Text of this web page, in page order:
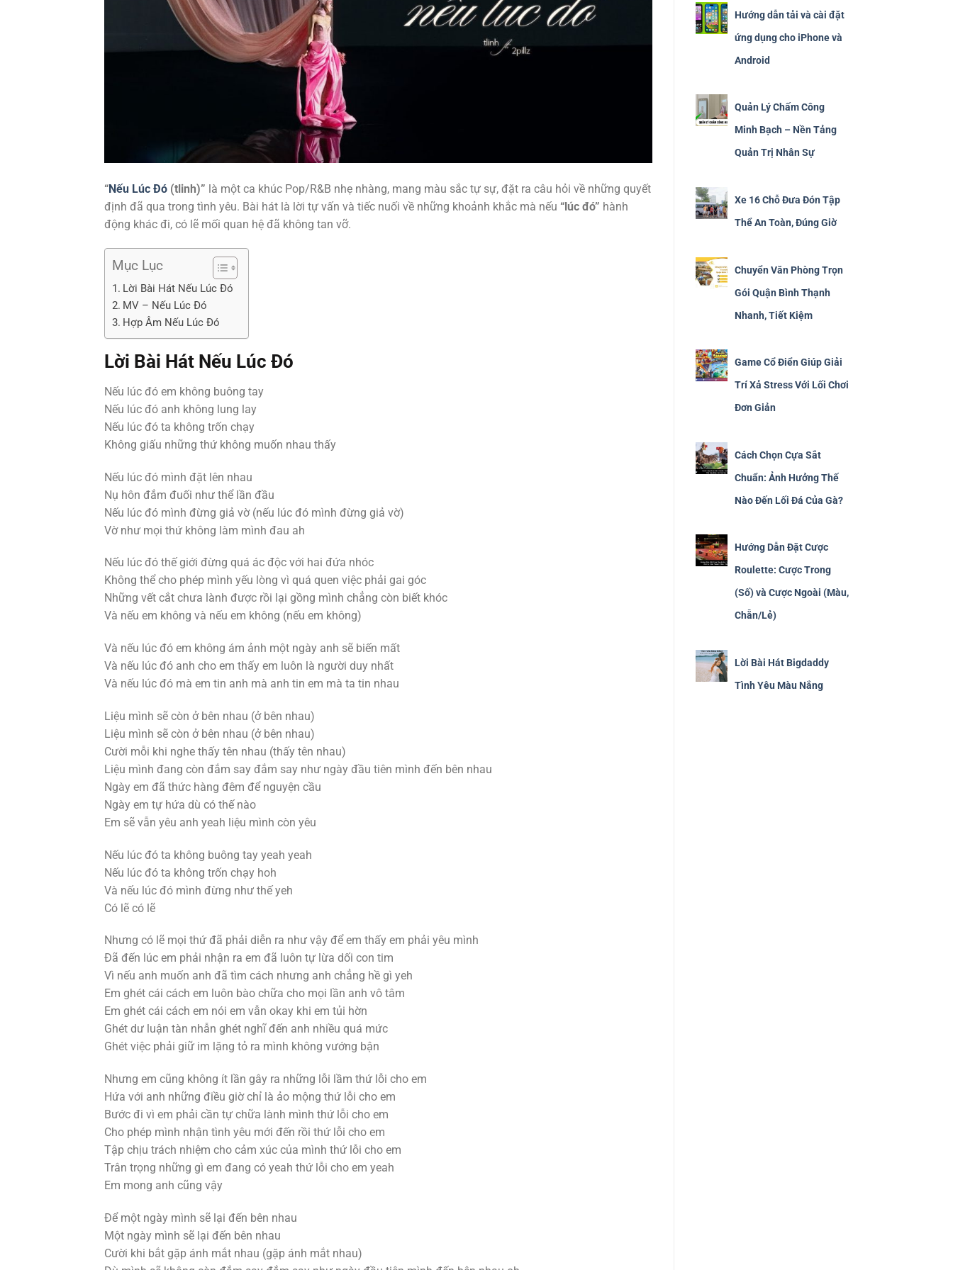
“Nếu Lúc Đó (tlinh)” là một ca khúc Pop/R&B nhẹ nhàng, mang màu sắc tự sự, đặt ra câu hỏi về những quyết
định đã qua trong tình yêu. Bài hát là lời tự vấn và tiếc nuối về những khoảnh khắc mà nếu “lúc đó” hành
động khác đi, có lẽ mối quan hệ đã không tan vỡ.
Mục Lục
Lời Bài Hát Nếu Lúc Đó
MV – Nếu Lúc Đó
Hợp Âm Nếu Lúc Đó
Lời Bài Hát Nếu Lúc Đó
Nếu lúc đó em không buông tay
Nếu lúc đó anh không lung lay
Nếu lúc đó ta không trốn chạy
Không giấu những thứ không muốn nhau thấy
Nếu lúc đó mình đặt lên nhau
Nụ hôn đắm đuối như thể lần đầu
Nếu lúc đó mình đừng giả vờ (nếu lúc đó mình đừng giả vờ)
Vờ như mọi thứ không làm mình đau ah
Nếu lúc đó thế giới đừng quá ác độc với hai đứa nhóc
Không thể cho phép mình yếu lòng vì quá quen việc phải gai góc
Những vết cắt chưa lành được rồi lại gồng mình chẳng còn biết khóc
Và nếu em không và nếu em không (nếu em không)
Và nếu lúc đó em không ám ảnh một ngày anh sẽ biến mất
Và nếu lúc đó anh cho em thấy em luôn là người duy nhất
Và nếu lúc đó mà em tin anh mà anh tin em mà ta tin nhau
Liệu mình sẽ còn ở bên nhau (ở bên nhau)
Liệu mình sẽ còn ở bên nhau (ở bên nhau)
Cười mỗi khi nghe thấy tên nhau (thấy tên nhau)
Liệu mình đang còn đắm say đắm say như ngày đầu tiên mình đến bên nhau
Ngày em đã thức hàng đêm để nguyện cầu
Ngày em tự hứa dù có thế nào
Em sẽ vẫn yêu anh yeah liệu mình còn yêu
Nếu lúc đó ta không buông tay yeah yeah
Nếu lúc đó ta không trốn chạy hoh
Và nếu lúc đó mình đừng như thế yeh
Có lẽ có lẽ
Nhưng có lẽ mọi thứ đã phải diễn ra như vậy để em thấy em phải yêu mình
Đã đến lúc em phải nhận ra em đã luôn tự lừa dối con tim
Vì nếu anh muốn anh đã tìm cách nhưng anh chẳng hề gì yeh
Em ghét cái cách em luôn bào chữa cho mọi lần anh vô tâm
Em ghét cái cách em nói em vẫn okay khi em tủi hờn
Ghét dư luận tàn nhẫn ghét nghĩ đến anh nhiều quá mức
Ghét việc phải giữ im lặng tỏ ra mình không vướng bận
Nhưng em cũng không ít lần gây ra những lỗi lầm thứ lỗi cho em
Hứa với anh những điều giờ chỉ là ảo mộng thứ lỗi cho em
Bước đi vì em phải cần tự chữa lành mình thứ lỗi cho em
Cho phép mình nhận tình yêu mới đến rồi thứ lỗi cho em
Tập chịu trách nhiệm cho cảm xúc của mình thứ lỗi cho em
Trân trọng những gì em đang có yeah thứ lỗi cho em yeah
Em mong anh cũng vậy
Để một ngày mình sẽ lại đến bên nhau
Một ngày mình sẽ lại đến bên nhau
Cười khi bắt gặp ánh mắt nhau (gặp ánh mắt nhau)
Hướng dẫn tải và cài đặt
ứng dụng cho iPhone và
Android
Quản Lý Chấm Công
Minh Bạch – Nền Tảng
Quản Trị Nhân Sự
Xe 16 Chỗ Đưa Đón Tập
Thể An Toàn, Đúng Giờ
Chuyển Văn Phòng Trọn
Gói Quận Bình Thạnh
Nhanh, Tiết Kiệm
Game Cổ Điển Giúp Giải
Trí Xả Stress Với Lối Chơi
Đơn Giản
Cách Chọn Cựa Sắt
Chuẩn: Ảnh Hưởng Thế
Nào Đến Lối Đá Của Gà?
Hướng Dẫn Đặt Cược
Roulette: Cược Trong
(Số) và Cược Ngoài (Màu,
Chẵn/Lẻ)
Lời Bài Hát Bigdaddy
Tình Yêu Màu Nắng